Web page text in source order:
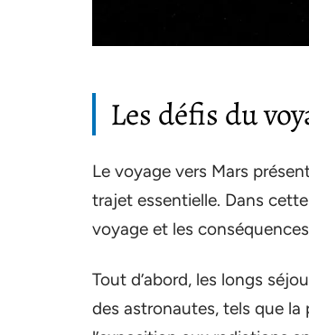
Les défis du
Le voyage vers Mars
trajet essentielle. Dans
voyage et les
Tout d’abord, les longs
des astronautes, tels que